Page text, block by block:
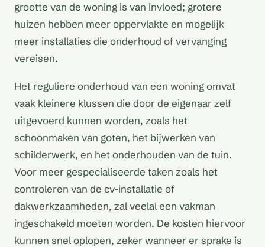
grootte van de woning is van invloed; grotere
huizen hebben meer oppervlakte en mogelijk
meer installaties die onderhoud of vervanging
vereisen.
Het reguliere onderhoud van een woning omvat
vaak kleinere klussen die door de eigenaar zelf
uitgevoerd kunnen worden, zoals het
schoonmaken van goten, het bijwerken van
schilderwerk, en het onderhouden van de tuin.
Voor meer gespecialiseerde taken zoals het
controleren van de cv-installatie of
dakwerkzaamheden, zal veelal een vakman
ingeschakeld moeten worden. De kosten hiervoor
kunnen snel oplopen, zeker wanneer er sprake is